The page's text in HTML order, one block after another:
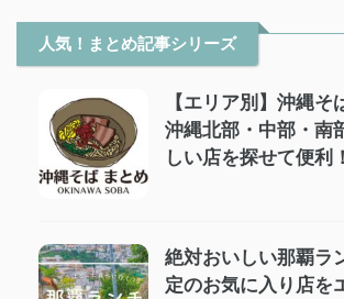
人気！まとめ記事シリーズ
【エリア別】沖縄そ
沖縄北部・中部・南
しい店を探せて便利！
絶対おいしい那覇ラ
定のお気に入り店を